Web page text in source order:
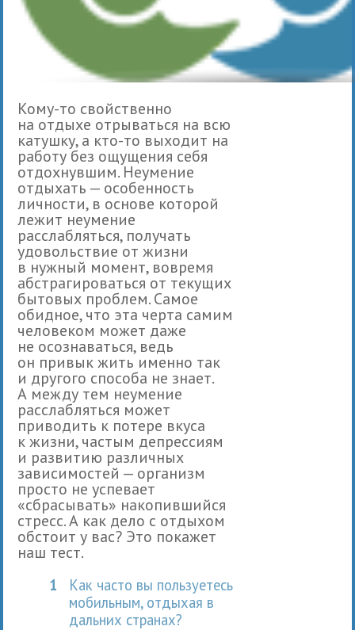
Кому-то свойственно
на отдыхе отрываться на всю
катушку, а кто-то выходит на
работу без ощущения себя
отдохнувшим. Неумение
отдыхать — особенность
личности, в основе которой
лежит неумение
расслабляться, получать
удовольствие от жизни
в нужный момент, вовремя
абстрагироваться от текущих
бытовых проблем. Самое
обидное, что эта черта самим
человеком может даже
не осознаваться, ведь
он привык жить именно так
и другого способа не знает.
А между тем неумение
расслабляться может
приводить к потере вкуса
к жизни, частым депрессиям
и развитию различных
зависимостей — организм
просто не успевает
«сбрасывать» накопившийся
стресс. А как дело с отдыхом
обстоит у вас? Это покажет
наш тест.
1
Как часто вы пользуетесь
мобильным, отдыхая в
дальних странах?